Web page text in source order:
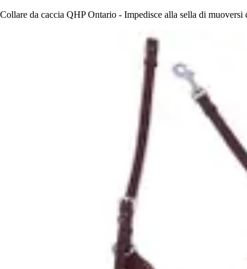
Collare da caccia QHP Ontario - Impedisce alla sella di